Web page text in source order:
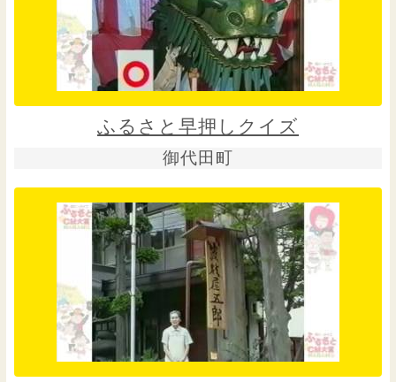
ふるさと早押しクイズ
御代田町